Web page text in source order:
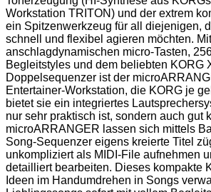
Workstation TRITON) und der extrem
ein Spitzenwerkzeug für all diejenigen,
schnell und flexibel agieren möchten.
anschlagdynamischen micro-Tasten,
Begleitstyles und dem beliebten KORG
Doppelsequenzer ist der
Entertainer-Workstation, die KORG je
bietet sie ein integriertes
nur sehr praktisch ist, sondern auch gut
microARRANGER lassen sich mittels
Song-Sequenzer eigens kreierte Titel
unkompliziert als MIDI-File aufnehmen
detailliert bearbeiten. Dieses kompakte
Ideen im Handumdrehen in Songs